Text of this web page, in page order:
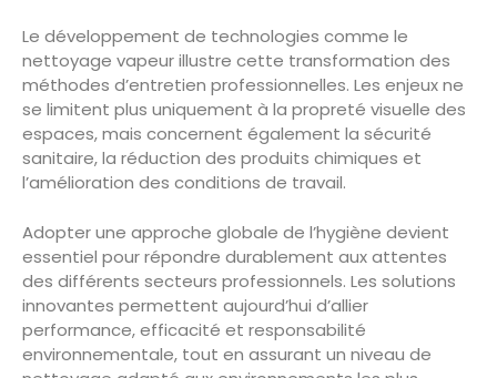
Le développement de technologies comme le
nettoyage vapeur illustre cette transformation des
méthodes d’entretien professionnelles. Les enjeux ne
se limitent plus uniquement à la propreté visuelle des
espaces, mais concernent également la sécurité
sanitaire, la réduction des produits chimiques et
l’amélioration des conditions de travail.
Adopter une approche globale de l’hygiène devient
essentiel pour répondre durablement aux attentes
des différents secteurs professionnels. Les solutions
innovantes permettent aujourd’hui d’allier
performance, efficacité et responsabilité
environnementale, tout en assurant un niveau de